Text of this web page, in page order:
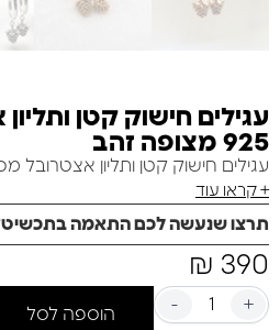
עגילים חישוק קטן
925 מצופה זהב
עגילים חישוק קטן ותליון אצטרובל מכסף 925
+ קראו עוד
תרצו שנעשה לכם התאמה
₪ 390
- +
הוספה לסל